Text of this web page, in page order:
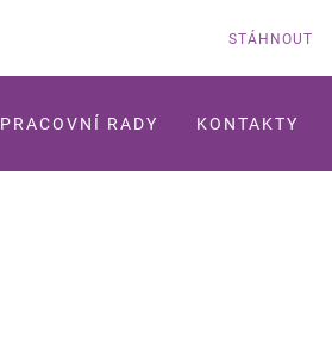
STÁHNOUT
PRACOVNÍ RADY KONTAKTY